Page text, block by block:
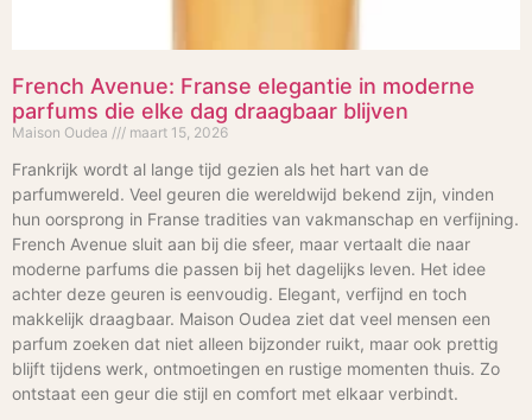
French Avenue: Franse elegantie in moderne
parfums die elke dag draagbaar blijven
Maison Oudea maart 15, 2026
Frankrijk wordt al lange tijd gezien als het hart van de
parfumwereld. Veel geuren die wereldwijd bekend zijn, vinden
hun oorsprong in Franse tradities van vakmanschap en verfijning.
French Avenue sluit aan bij die sfeer, maar vertaalt die naar
moderne parfums die passen bij het dagelijks leven. Het idee
achter deze geuren is eenvoudig. Elegant, verfijnd en toch
makkelijk draagbaar. Maison Oudea ziet dat veel mensen een
parfum zoeken dat niet alleen bijzonder ruikt, maar ook prettig
blijft tijdens werk, ontmoetingen en rustige momenten thuis. Zo
ontstaat een geur die stijl en comfort met elkaar verbindt.